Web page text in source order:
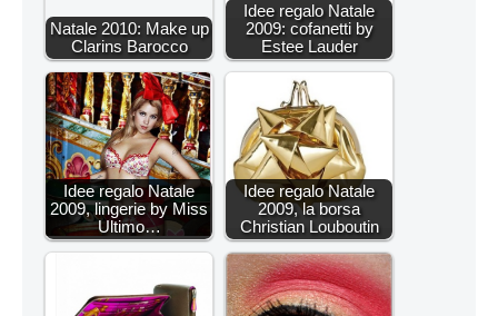
Natale 2010: Make up
Clarins Barocco
Idee regalo Natale
2009: cofanetti by
Estee Lauder
Idee regalo Natale
2009, lingerie by Miss
Ultimo…
Idee regalo Natale
2009, la borsa
Christian Louboutin